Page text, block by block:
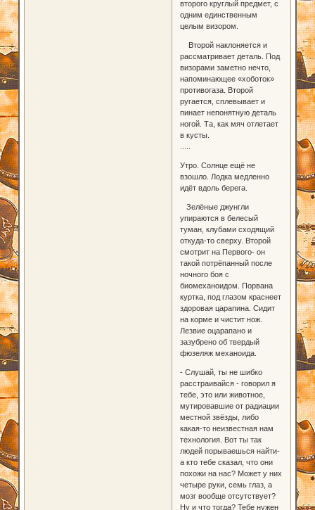
второго круглый предмет, с
одним единственным
целым визором.
Второй наклоняется и
рассматривает деталь. Под
визорами заметно нечто,
напоминающее «хоботок»
противогаза. Второй
ругается, сплевывает и
пинает непонятную деталь
ногой. Та, как мяч отлетает
в кусты.
Утро. Солнце ещё не
взошло. Лодка медленно
идёт вдоль берега.
Зелёные джунгли
упираются в белесый
туман, клубами сходящий
откуда-то сверху. Второй
смотрит на Первого- он
такой потрёпанный после
ночного боя с
биомеханоидом. Порвана
куртка, под глазом краснеет
здоровая царапина. Сидит
на корме и чистит нож.
Лезвие оцарапано и
зазубрено об твердый
фюзеляж механоида.
- Слушай, ты не шибко
расстраивайся - говорил я
тебе, это или животное,
мутировавшие от радиации
местной звёзды, либо
какая-то неизвестная нам
технология. Вот ты так
людей порываешься найти-
а кто тебе сказал, что они
похожи на нас? Может у них
четыре руки, семь глаз, а
мозг вообще отсутствует?
Ну и что тогда? Тебе нужен